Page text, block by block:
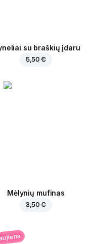
su braškių įdaru
5,50 €
Mėlynių mufinas
3,50 €